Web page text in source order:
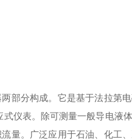
部分构成。它是基于法拉第
仪表。除可测量一般导电液
量。广泛应用于石油、化工